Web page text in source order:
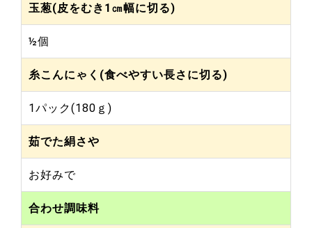
玉葱(皮をむき1㎝幅に切る)
½個
糸こんにゃく(食べやすい長さに切る)
1パック(180ｇ)
茹でた絹さや
お好みで
合わせ調味料